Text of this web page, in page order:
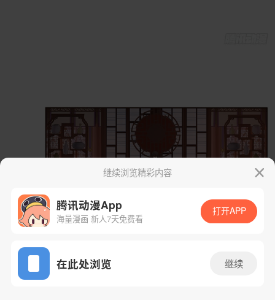
App免费看
继续浏览精彩内容
腾讯动漫App
海量漫画 新人7天免费看
打开APP
在此处浏览 继续